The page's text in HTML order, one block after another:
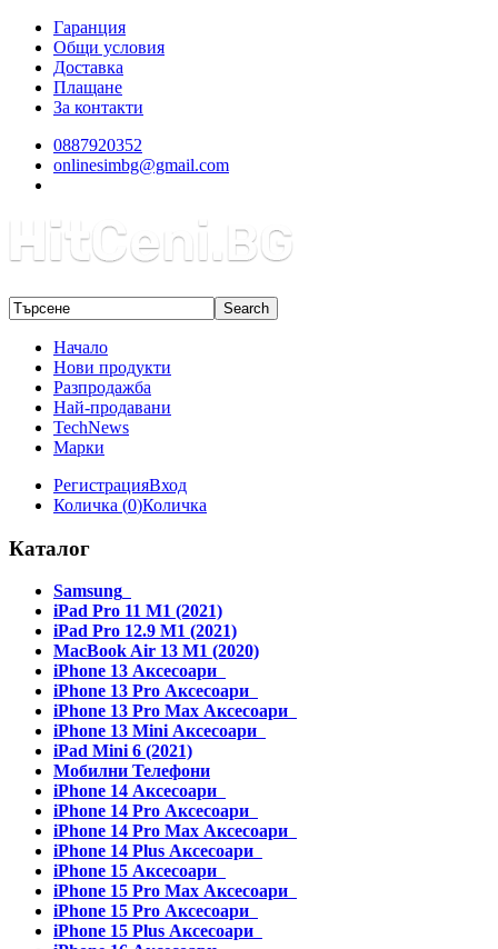
Гаранция
Общи условия
Доставка
Плащане
За контакти
0887920352
onlinesimbg@gmail.com
Начало
Нови продукти
Разпродажба
Най-продавани
TechNews
Марки
РегистрацияВход
Количка (0)Количка
Каталог
Samsung
iPad Pro 11 M1 (2021)
iPad Pro 12.9 M1 (2021)
MacBook Air 13 M1 (2020)
iPhone 13 Аксесоари
iPhone 13 Pro Аксесоари
iPhone 13 Pro Max Аксесоари
iPhone 13 Mini Аксесоари
iPad Mini 6 (2021)
Мобилни Телефони
iPhone 14 Аксесоари
iPhone 14 Pro Аксесоари
iPhone 14 Pro Max Аксесоари
iPhone 14 Plus Аксесоари
iPhone 15 Аксесоари
iPhone 15 Pro Max Аксесоари
iPhone 15 Pro Аксесоари
iPhone 15 Plus Аксесоари